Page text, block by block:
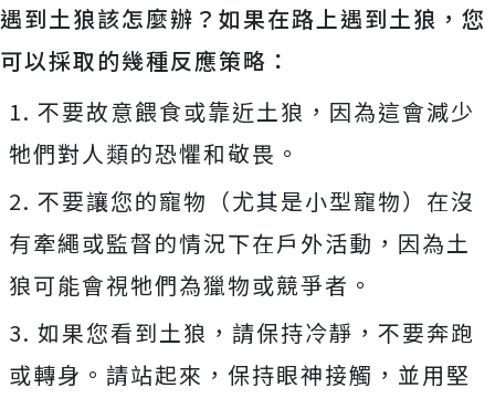
遇到土狼該怎麼辦？如果在路上遇到土狼，您
可以採取的幾種反應策略：
1. 不要故意餵食或靠近土狼，因為這會減少
牠們對人類的恐懼和敬畏。
2. 不要讓您的寵物（尤其是小型寵物）在沒
有牽繩或監督的情況下在戶外活動，因為土
狼可能會視牠們為獵物或競爭者。
3. 如果您看到土狼，請保持冷靜，不要奔跑
或轉身。請站起來，保持眼神接觸，並用堅